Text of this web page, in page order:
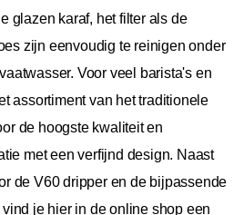
glazen karaf, het filter als de
zijn eenvoudig te reinigen onder
Voor veel barista's en
assortiment van het traditionele
de hoogste kwaliteit en
met een verfijnd design. Naast
de V60 dripper en de bijpassende
je hier in de online shop een